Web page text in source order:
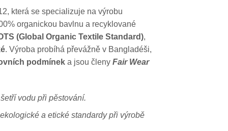
která se specializuje na výrobu
organickou bavlnu a recyklované
(Global Organic Textile Standard),
. Výroba probíhá převážně v Bangladéši,
podmínek a jsou členy Fair Wear
vodu při pěstování.
a etické standardy při výrobě